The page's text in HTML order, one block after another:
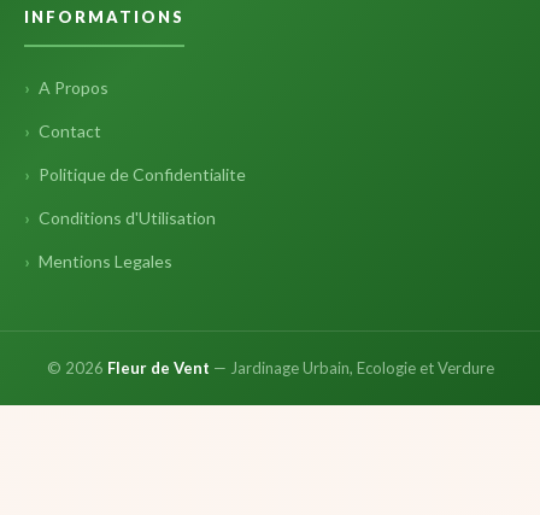
INFORMATIONS
A Propos
Contact
Politique de Confidentialite
Conditions d'Utilisation
Mentions Legales
© 2026 Fleur de Vent — Jardinage Urbain, Ecologie et Verdure